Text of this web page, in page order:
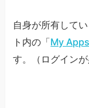
自身が所有して
ト内の「My
す。（ログインが